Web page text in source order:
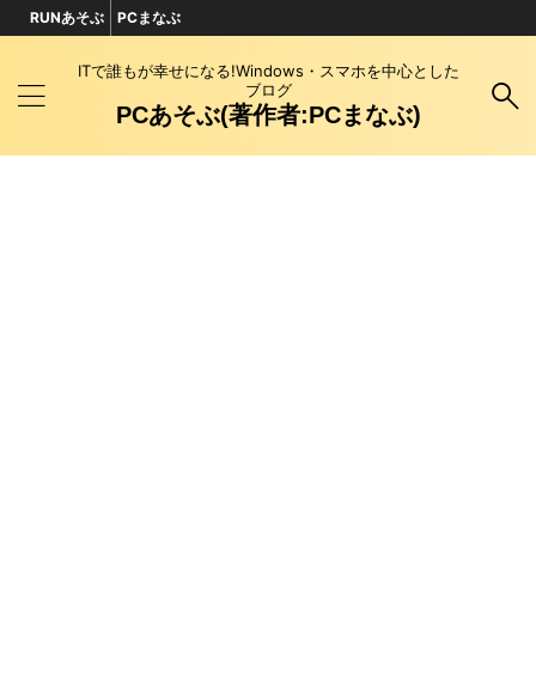
ITで誰もが幸せになる!Windows・スマホを中心とした
ブログ
PCあそぶ(著作者:PCまなぶ)
RUNあそぶ PCまなぶ